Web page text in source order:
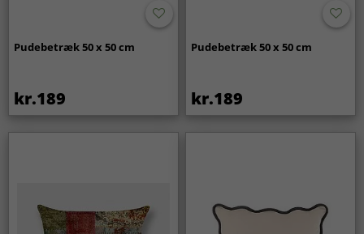
Pudebetræk 50 x 50 cm
kr.189
Pudebetræk 50 x 50 cm
kr.189